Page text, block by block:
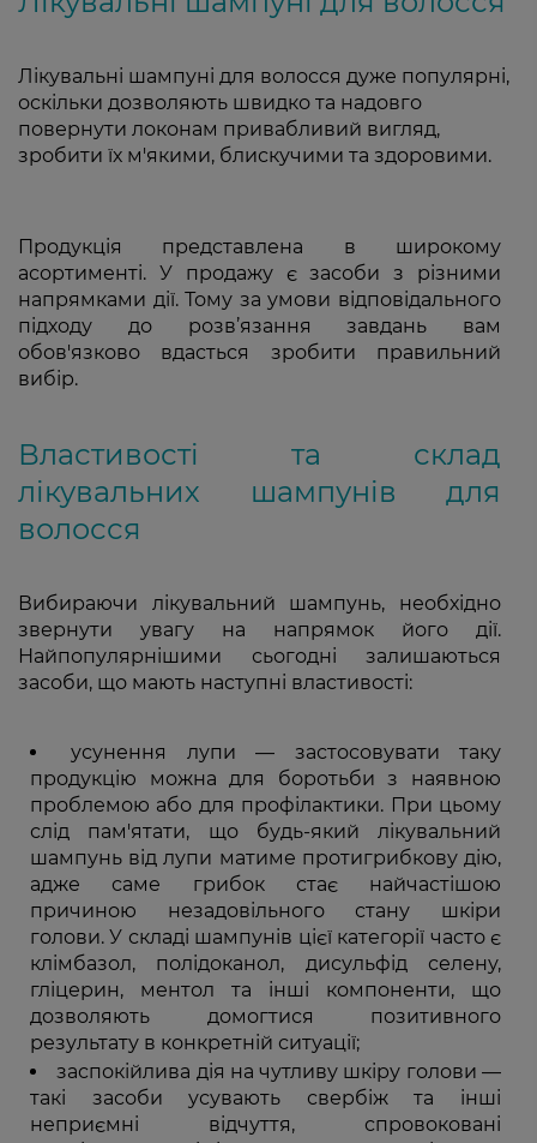
Лікувальні шампуні для волосся дуже популярні,
оскільки дозволяють швидко та надовго
повернути локонам привабливий вигляд,
зробити їх м'якими, блискучими та здоровими.
Продукція представлена в широкому
асортименті. У продажу є засоби з різними
напрямками дії. Тому за умови відповідального
підходу до розв’язання завдань вам
обов'язково вдасться зробити правильний
вибір.
Властивості та склад
лікувальних шампунів для
волосся
Вибираючи лікувальний шампунь, необхідно
звернути увагу на напрямок його дії.
Найпопулярнішими сьогодні залишаються
засоби, що мають наступні властивості:
усунення лупи — застосовувати таку
продукцію можна для боротьби з наявною
проблемою або для профілактики. При цьому
слід пам'ятати, що будь-який лікувальний
шампунь від лупи матиме протигрибкову дію,
адже саме грибок стає найчастішою
причиною незадовільного стану шкіри
голови. У складі шампунів цієї категорії часто є
клімбазол, полідоканол, дисульфід селену,
гліцерин, ментол та інші компоненти, що
дозволяють домогтися позитивного
результату в конкретній ситуації;
заспокійлива дія на чутливу шкіру голови —
такі засоби усувають свербіж та інші
неприємні відчуття, спровоковані